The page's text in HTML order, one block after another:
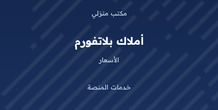
مكتب منزلي
أملاك بلاتفورم
الأسعار
خدمات المنصة